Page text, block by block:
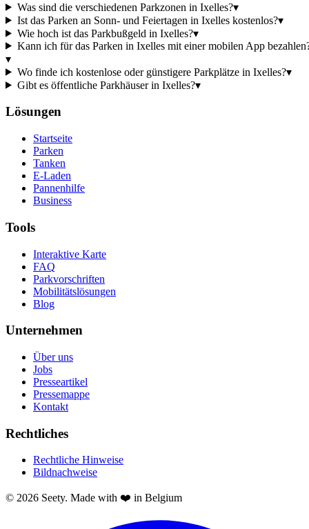
Was sind die verschiedenen Parkzonen in Ixelles?▾
Ist das Parken an Sonn- und Feiertagen in Ixelles kostenlos?▾
Wie hoch ist das Parkbußgeld in Ixelles?▾
Kann ich für das Parken in Ixelles mit einer mobilen App
▾
Wo finde ich kostenlose oder günstigere Parkplätze in Ixelles?▾
Gibt es öffentliche Parkhäuser in Ixelles?▾
Lösungen
Startseite
Parken
Tanken
E-Laden
Pannenhilfe
Business
Tools
Interaktive Karte
FAQ
Parkvorschriften
Mobilitätslösungen
Blog
Unternehmen
Über uns
Jobs
Presseartikel
Pressemappe
Kontakt
Rechtliches
Rechtliche Hinweise
Bildnachweise
© 2026 Seety. Made with ❤️ in Belgium